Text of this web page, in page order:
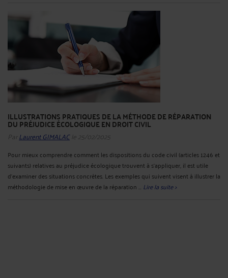
ILLUSTRATIONS PRATIQUES DE LA MÉTHODE DE RÉPARATION
DU PRÉJUDICE ÉCOLOGIQUE EN DROIT CIVIL
Par Laurent GIMALACle 25/02/2025
Pour mieux comprendre comment les dispositions du code civil (articles 1246 et
suivants) relatives au préjudice écologique trouvent à s’appliquer, il est utile
d’examiner des situations concrètes. Les exemples qui suivent visent à illustrer la
méthodologie de mise en œuvre de la réparation ... Lire la suite >